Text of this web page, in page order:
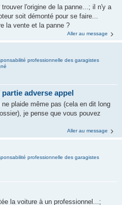
l'origine de la panne...; il n'y a
soit démonté pour se faire...
la vente et la panne ?
Aller au message
professionnelle des garagistes
adverse appel
plaide même pas (cela en dit long
je pense que vous pouvez
Aller au message
professionnelle des garagistes
la voiture à un professionnel...;